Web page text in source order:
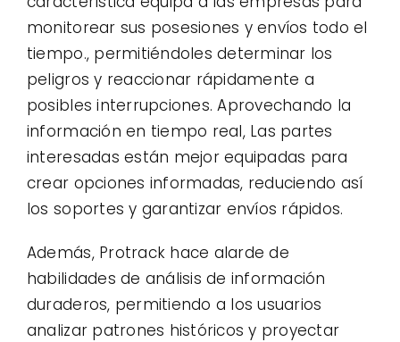
monitorear sus posesiones y envíos todo el
tiempo., permitiéndoles determinar los
peligros y reaccionar rápidamente a
posibles interrupciones. Aprovechando la
información en tiempo real, Las partes
interesadas están mejor equipadas para
crear opciones informadas, reduciendo así
los soportes y garantizar envíos rápidos.
Además, Protrack hace alarde de
habilidades de análisis de información
duraderos, permitiendo a los usuarios
analizar patrones históricos y proyectar